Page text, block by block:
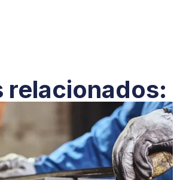
relacionados: